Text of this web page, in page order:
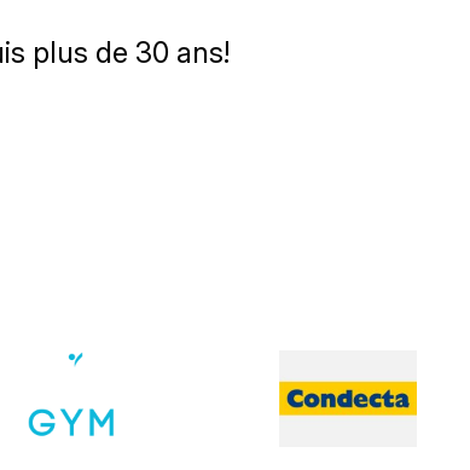
plus de 30 ans!